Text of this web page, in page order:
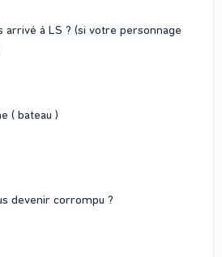
arrivé à LS ? (si votre personnage
( bateau )
devenir corrompu ?